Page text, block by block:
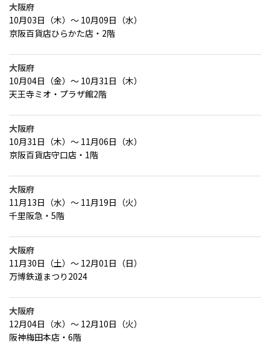
大阪府
10月03日（木）～ 10月09日（水）
京阪百貨店ひらかた店・2階
大阪府
10月04日（金）～ 10月31日（木）
天王寺ミオ・プラザ館2階
大阪府
10月31日（木）～ 11月06日（水）
京阪百貨店守口店・1階
大阪府
11月13日（水）～ 11月19日（火）
千里阪急・5階
大阪府
11月30日（土）～ 12月01日（日）
万博鉄道まつり2024
大阪府
12月04日（水）～ 12月10日（火）
阪神梅田本店・6階